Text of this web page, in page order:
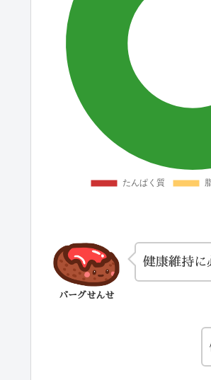
バーグせんせ
健康維持に